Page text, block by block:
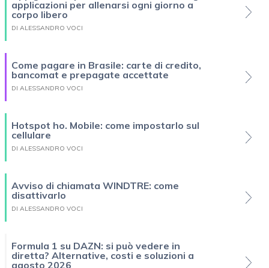
applicazioni per allenarsi ogni giorno a
corpo libero
DI ALESSANDRO VOCI
Come pagare in Brasile: carte di credito,
bancomat e prepagate accettate
DI ALESSANDRO VOCI
Hotspot ho. Mobile: come impostarlo sul
cellulare
DI ALESSANDRO VOCI
Avviso di chiamata WINDTRE: come
disattivarlo
DI ALESSANDRO VOCI
Formula 1 su DAZN: si può vedere in
diretta? Alternative, costi e soluzioni a
agosto 2026